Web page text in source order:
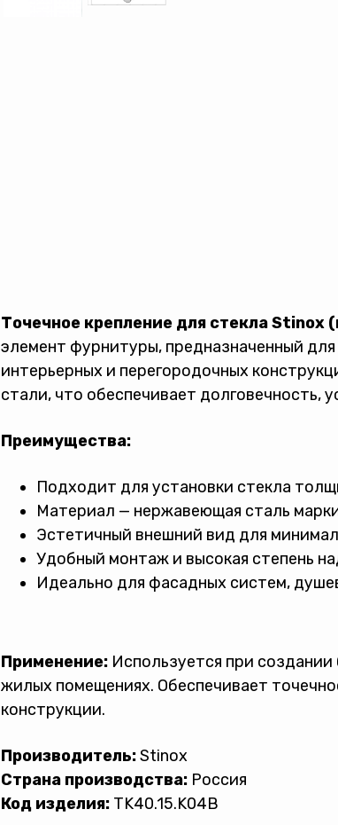
Точечное крепление для стекла Stinox
элемент фурнитуры, предназначенный
интерьерных и перегородочных
стали, что обеспечивает долговечность,
Преимущества:
Подходит для установки стекла
Материал — нержавеющая сталь
Эстетичный внешний вид для
Удобный монтаж и высокая степень
Идеально для фасадных систем,
Применение: Используется при
жилых помещениях. Обеспечивает
конструкции.
Производитель:Stinox
Страна производства: Россия
Код изделия: TK40.15.K04B